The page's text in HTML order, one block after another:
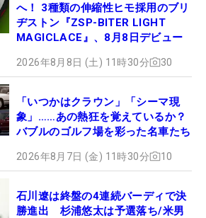
へ！ 3種類の伸縮性ヒモ採用のブリ
ヂストン『ZSP-BITER LIGHT
MAGICLACE』、8月8日デビュー
2026年8月8日 (土) 11時30分 30
「いつかはクラウン」「シーマ現
象」……あの熱狂を覚えているか？
バブルのゴルフ場を彩った名車たち
2026年8月7日 (金) 11時30分 10
石川遼は終盤の4連続バーディで決
勝進出 杉浦悠太は予選落ち/米男